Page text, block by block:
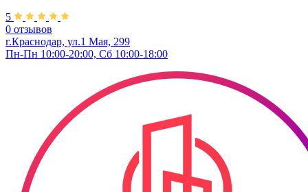
5
0 отзывов
г.Краснодар, ул.1 Мая, 299
Пн-Пн 10:00-20:00, Сб 10:00-18:00